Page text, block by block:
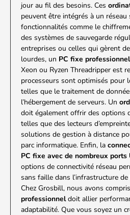
jour au fil des besoins. Ces
peuvent être intégrés à un réseau
fonctionnalités comme le
des systèmes de sauvegarde
entreprises ou celles qui gèrent
lourdes, un PC fixe professionnel
Xeon ou Ryzen Threadripper est
processeurs sont optimisés pour
telles que le traitement de
l’hébergement de serveurs. Un
doit également offrir des options
telles que des lecteurs
solutions de gestion à distance
parc informatique. Enfin, la
PC fixe avec de nombreux ports
options de connectivité réseau
sans faille dans l’infrastructure de
Chez Grosbill, nous avons
professionneldoit allier
adaptabilité. Que vous soyez un